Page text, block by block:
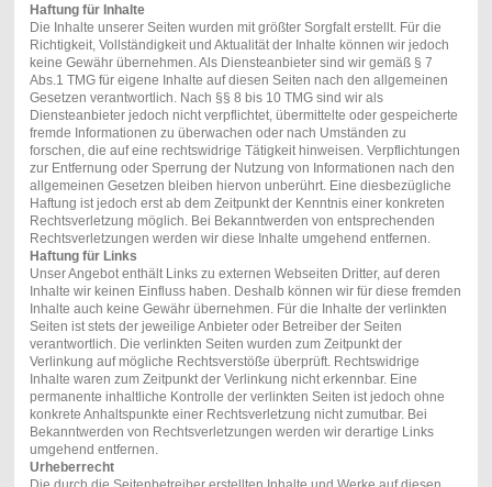
Haftung für Inhalte
Die Inhalte unserer Seiten wurden mit größter Sorgfalt erstellt. Für die
Richtigkeit, Vollständigkeit und Aktualität der Inhalte können wir jedoch
keine Gewähr übernehmen. Als Diensteanbieter sind wir gemäß § 7
Abs.1 TMG für eigene Inhalte auf diesen Seiten nach den allgemeinen
Gesetzen verantwortlich. Nach §§ 8 bis 10 TMG sind wir als
Diensteanbieter jedoch nicht verpflichtet, übermittelte oder gespeicherte
fremde Informationen zu überwachen oder nach Umständen zu
forschen, die auf eine rechtswidrige Tätigkeit hinweisen. Verpflichtungen
zur Entfernung oder Sperrung der Nutzung von Informationen nach den
allgemeinen Gesetzen bleiben hiervon unberührt. Eine diesbezügliche
Haftung ist jedoch erst ab dem Zeitpunkt der Kenntnis einer konkreten
Rechtsverletzung möglich. Bei Bekanntwerden von entsprechenden
Rechtsverletzungen werden wir diese Inhalte umgehend entfernen.
Haftung für Links
Unser Angebot enthält Links zu externen Webseiten Dritter, auf deren
Inhalte wir keinen Einfluss haben. Deshalb können wir für diese fremden
Inhalte auch keine Gewähr übernehmen. Für die Inhalte der verlinkten
Seiten ist stets der jeweilige Anbieter oder Betreiber der Seiten
verantwortlich. Die verlinkten Seiten wurden zum Zeitpunkt der
Verlinkung auf mögliche Rechtsverstöße überprüft. Rechtswidrige
Inhalte waren zum Zeitpunkt der Verlinkung nicht erkennbar. Eine
permanente inhaltliche Kontrolle der verlinkten Seiten ist jedoch ohne
konkrete Anhaltspunkte einer Rechtsverletzung nicht zumutbar. Bei
Bekanntwerden von Rechtsverletzungen werden wir derartige Links
umgehend entfernen.
Urheberrecht